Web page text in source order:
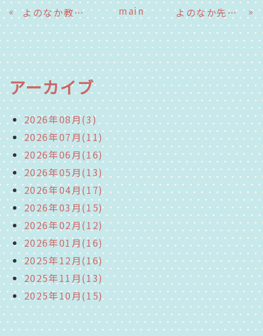
« よのなか教室～平岩小中学校9年生～ main よのなか先生～とうきゅう農園 石田さん »
アーカイブ
2026年08月(3)
2026年07月(11)
2026年06月(16)
2026年05月(13)
2026年04月(17)
2026年03月(15)
2026年02月(12)
2026年01月(16)
2025年12月(16)
2025年11月(13)
2025年10月(15)